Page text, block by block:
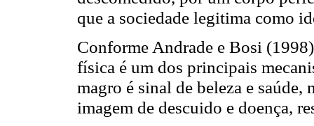
que a sociedade legitima como
Conforme Andrade e Bosi
física é um dos principais
magro é sinal de beleza e
imagem de descuido e doença,